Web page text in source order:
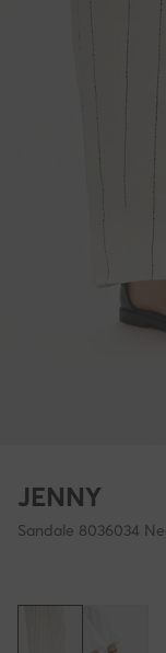
JENNY
Sandale 8036034